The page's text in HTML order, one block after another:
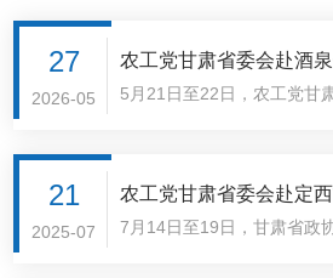
27
2026-05
农工党甘肃省委会赴酒
和荒漠化防治治理专项
5月21日至22日，农工党甘
调研。
21
2025-07
农工党甘肃省委会赴定
督调研
7月14日至19日，甘肃省政